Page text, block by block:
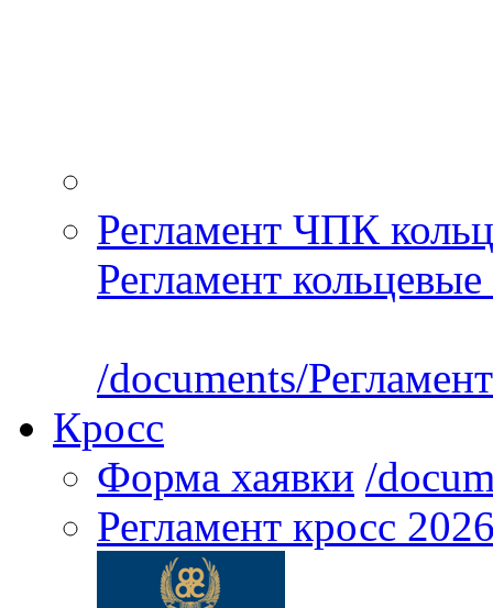
Регламент ЧПК
Регламент
/documents/
Кросс
Форма хаявки /
Регламент кросс